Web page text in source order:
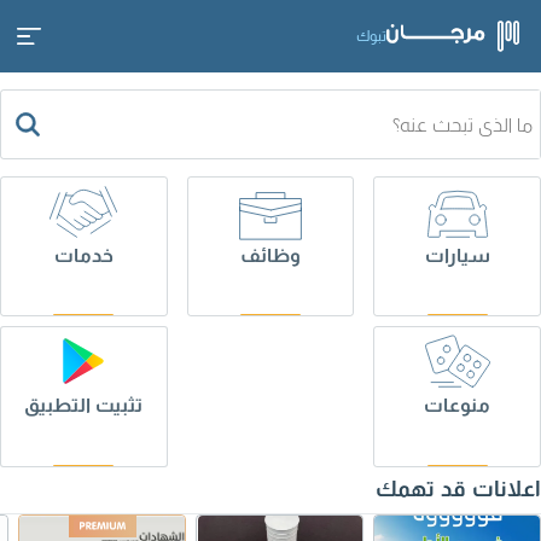
تبوك
سيارات وظائف خدمات
منوعات تثبيت التطبيق
اعلانات قد تهمك